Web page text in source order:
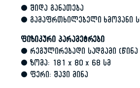
• შიდა განათება
• გამაფრთხილებელი ხმოვანი
ფიზიკური პარამეტრები
• რეგულირებადი სადგამი (წინა
• ზომა: 181 x 80 x 68 სმ
• ფერი: შავი მინა